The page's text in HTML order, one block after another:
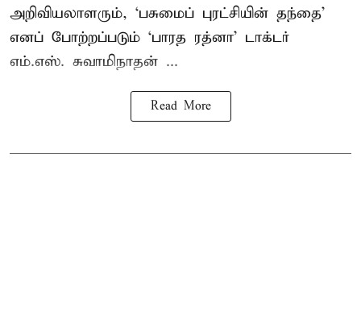
அறிவியலாளரும், ‘பசுமைப் புரட்சியின் தந்தை’
எனப் போற்றப்படும் ‘பாரத ரத்னா’ டாக்டர்
எம்.எஸ். சுவாமிநாதன் ...
Read More